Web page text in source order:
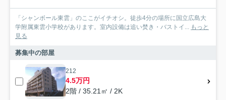
「シャンボール東雲」のここがイチオシ。徒歩4分の場所に国立広島大
学附属東雲小学校があります。室内設備は追い焚き・バストイ... もっと
見る
募集中の部屋
212
4.5万円
2階 / 35.21㎡ / 2K